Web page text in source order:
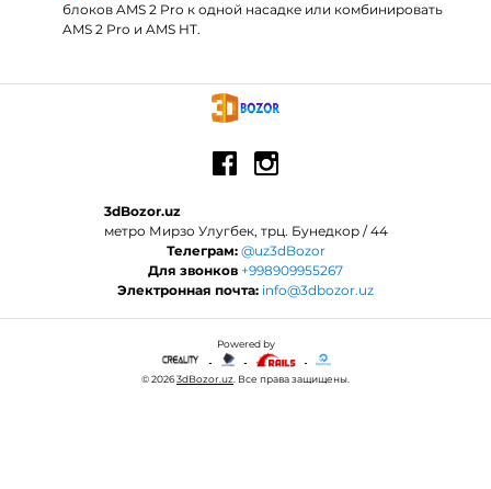
блоков AMS 2 Pro к одной насадке или комбинировать
AMS 2 Pro и AMS HT.
3dBozor.uz
метро Мирзо Улугбек, трц. Бунедкор / 44
Телеграм: @uz3dBozor
Для звонков +998909955267
Электронная почта: info@3dbozor.uz
Powered by
© 20263dBozor.uz . Все права защищены.